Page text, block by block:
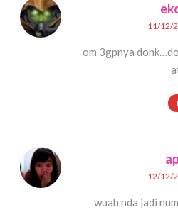
11/12/
om 3gpnya
12/12/
wuah nda jadi